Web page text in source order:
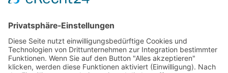
P-51 Mustang
INFO
Über diese B-17 Webseite
Kontakt